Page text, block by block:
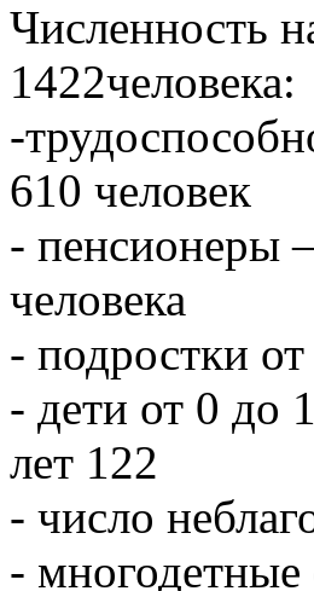
Численность
1422человека:
-
610 человек
- пенсионеры
человека
- подростки
- дети от 0 до
лет 122
- число
-